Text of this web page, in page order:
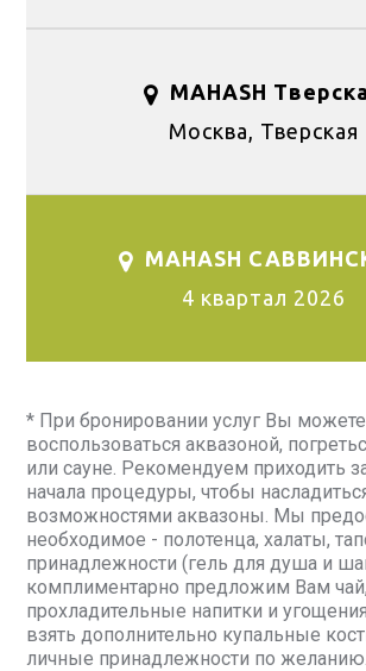
MAHASH
Москва, Тверская
MAHASH
4 квартал 2026
* При бронировании услуг Вы можете
воспользоваться аквазоной,
или сауне. Рекомендуем приходить
начала процедуры, чтобы
возможностями аквазоны. Мы
необходимое - полотенца, халаты,
принадлежности (гель для душа и
комплиментарно предложим Вам чай,
прохладительные напитки и
взять дополнительно купальные
личные принадлежности по желанию.